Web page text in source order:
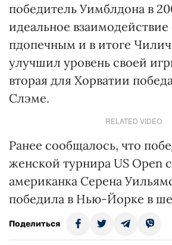
победитель Уимблдона в
идеальное
пдопечным и в итоге Чилич
улучшил уровень своей
вторая для Хорватии
Слэме.
RELATED VIDEO
Ранее сообщалось, что
женской турнира US Open
американка Серена
победила в Нью-Йорке в
Поделиться